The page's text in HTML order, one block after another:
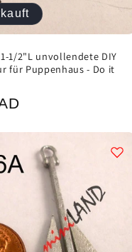
1/2"L unvollendete DIY
für Puppenhaus - Do it